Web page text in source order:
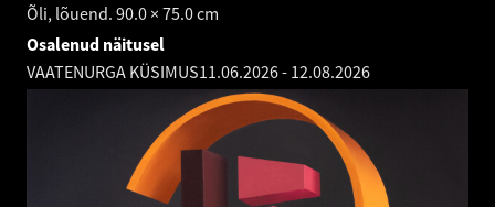
Õli, lõuend. 90.0 × 75.0 cm
Osalenud näitusel
VAATENURGA KÜSIMUS11.06.2026- 12.08.2026